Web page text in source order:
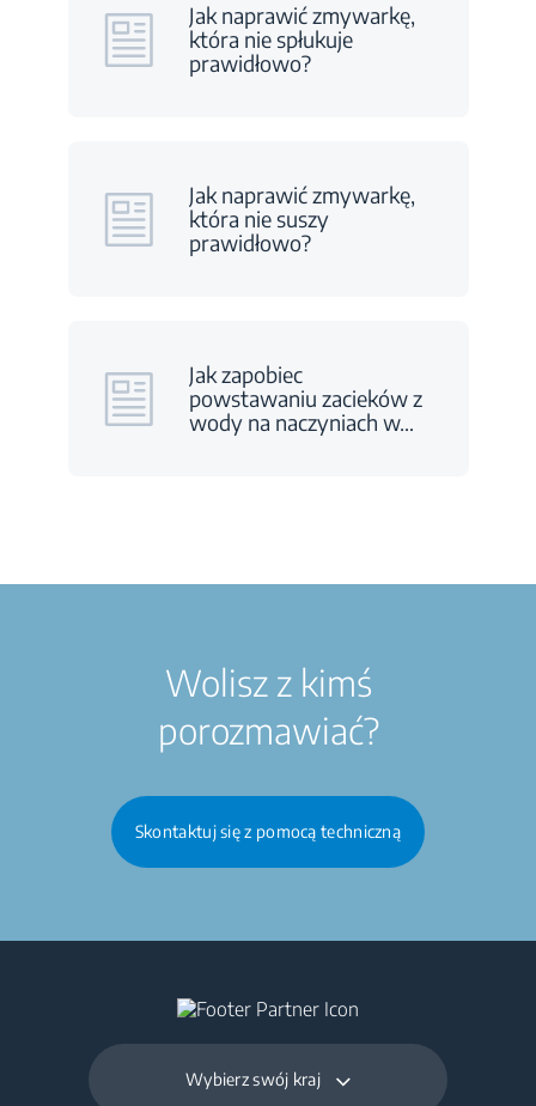
Jak naprawić zmywarkę,
która nie spłukuje
prawidłowo?
Jak naprawić zmywarkę,
która nie suszy
prawidłowo?
Jak zapobiec
powstawaniu zacieków z
wody na naczyniach w…
Wolisz z kimś
porozmawiać?
Skontaktuj się z pomocą techniczną
Wybierz swój kraj